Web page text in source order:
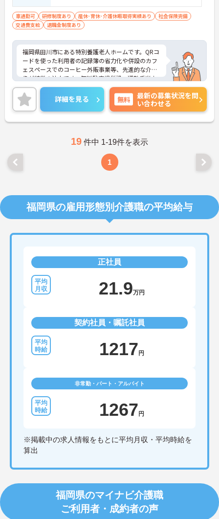
車通勤可 研修制度あり 産休･育休･介護休暇取得実績あり
社会保険完備
交通費支給
退職金制度あり
福岡県田川市にある特別養護老人ホームです。QRコ
ードを使った利用者の記録簿の省力化や併設のカフ
ェスペースでのコーヒー外販事業等、先進的な介護
像が特徴の法人です。無料駐車場併設、通勤手当支
給制度等、スマートな働き方を求めるかたにピッタ
リです。
ご興味ある方には、面接対策ポイントなど、さらに
詳細をお話しいたしますのでお気軽にご相談くださ
詳細を見る 無料
最新の募集状況を問
い合わせる
19 件中 1-19件を表示
1
福岡県の雇用形態別介護職の平均給与
正社員
21.9万円
契約社員・嘱託社員
1217円
非常勤・パート・アルバイト
1267円
※掲載中の求人情報をもとに平均月収・平均時給を
算出
福岡県のマイナビ介護職
ご利用者・成約者の声